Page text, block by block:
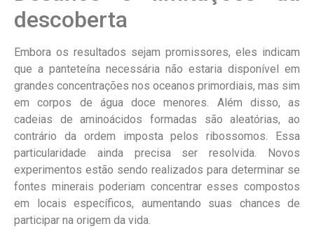
descoberta
Embora os resultados sejam promissores, eles indicam
que a panteteína necessária não estaria disponível em
grandes concentrações nos oceanos primordiais, mas sim
em corpos de água doce menores. Além disso, as
cadeias de aminoácidos formadas são aleatórias, ao
contrário da ordem imposta pelos ribossomos. Essa
particularidade ainda precisa ser resolvida. Novos
experimentos estão sendo realizados para determinar se
fontes minerais poderiam concentrar esses compostos
em locais específicos, aumentando suas chances de
participar na origem da vida.